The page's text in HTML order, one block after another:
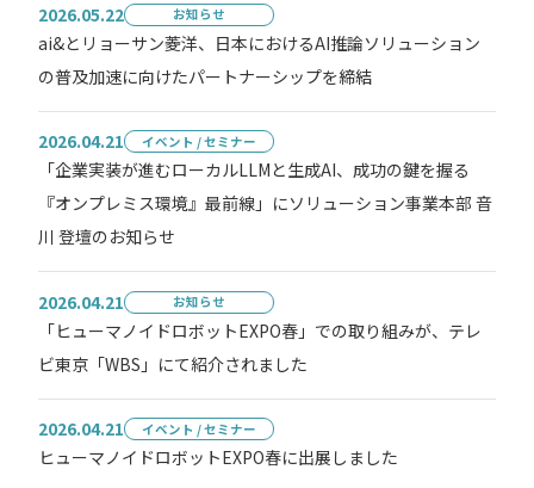
2026.05.22 お知らせ
ai&とリョーサン菱洋、日本におけるAI推論ソリューション
の普及加速に向けたパートナーシップを締結
2026.04.21 イベント / セミナー
「企業実装が進むローカルLLMと生成AI、成功の鍵を握る
『オンプレミス環境』最前線」にソリューション事業本部 音
川 登壇のお知らせ
2026.04.21 お知らせ
「ヒューマノイドロボットEXPO春」での取り組みが、テレ
ビ東京「WBS」にて紹介されました
2026.04.21 イベント / セミナー
ヒューマノイドロボットEXPO春に出展しました